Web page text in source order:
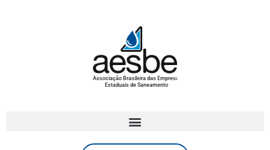
Associação Brasileira das Empresas
Estaduais de Saneamento